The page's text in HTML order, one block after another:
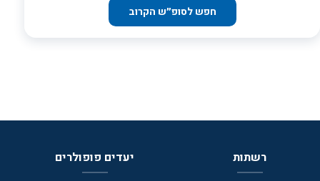
מפגשים חברתיים, חוויה קולינרית ובילוי בבר, במסעדה או בבריכה
הפנימית בו. בנוסף, אולם האירועים וחדרי הישיבות במלון מציעים
חפש לסופ״ש הקרוב
רשתות יעדים פופולרים